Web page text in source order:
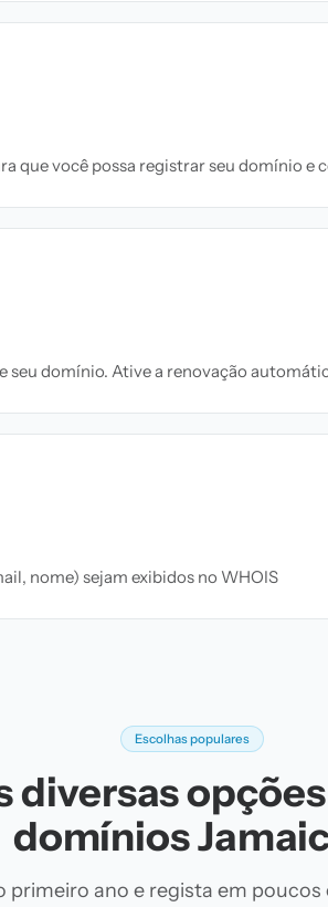
que você possa registrar seu domínio
seu domínio. Ative a renovação
nome) sejam exibidos no WHOIS
Escolhas populares
diversas
domínios
primeiro ano e regista em